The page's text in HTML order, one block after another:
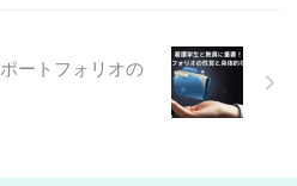
ートフォリオの